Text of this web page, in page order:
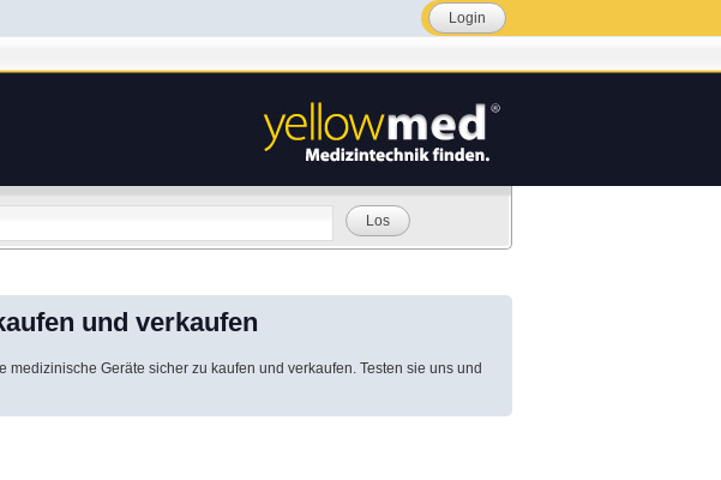
Login
Los
und verkaufen
Geräte sicher zu kaufen und verkaufen. Testen sie uns und